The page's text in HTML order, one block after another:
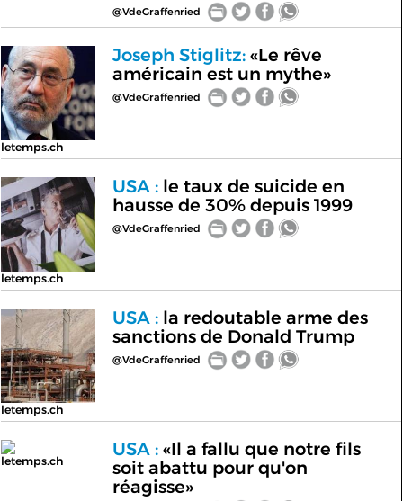
@VdeGraffenried
letemps.ch
Joseph Stiglitz:«Le rêve
américain est un mythe»
@VdeGraffenried
letemps.ch
USA :le taux de suicide en
hausse de 30% depuis 1999
@VdeGraffenried
letemps.ch
USA :la redoutable arme des
sanctions de Donald Trump
@VdeGraffenried
letemps.ch
USA :«Il a fallu que notre fils
soit abattu pour qu'on
réagisse»